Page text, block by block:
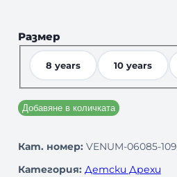
Размер
8 years 10 years
Добавяне в количката
Кат. номер: VENUM-06085-109
Категория: Детски Дрехи